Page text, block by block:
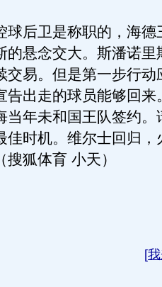
后卫是称职的，海德
的悬念交大。斯潘诺里
交易。但是第一步行动
告出走的球员能够回来
当年未和国王队签约。
佳时机。维尔士回归，
狐体育 小天）
[